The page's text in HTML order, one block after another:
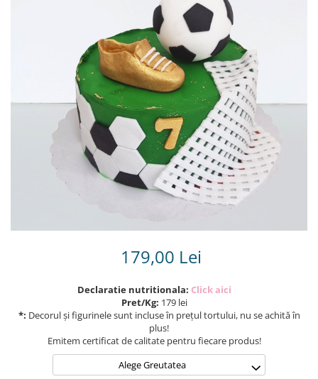
Torturi in frosting- crema pentru
Tortulețe 1.7 kg - 2 kg
179,00 Lei
Declaratie nutritionala: Click aici
Pret/Kg: 179 lei
*: Decorul și figurinele sunt incluse în prețul tortului, nu se achită în
plus!
Emitem certificat de calitate pentru fiecare produs!
Alege Greutatea